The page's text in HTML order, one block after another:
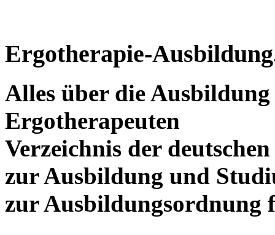
Ergotherapie-
Alles über die
Ergotherapeuten
Verzeichnis der
zur Ausbildung und
zur Ausbildungsordnung